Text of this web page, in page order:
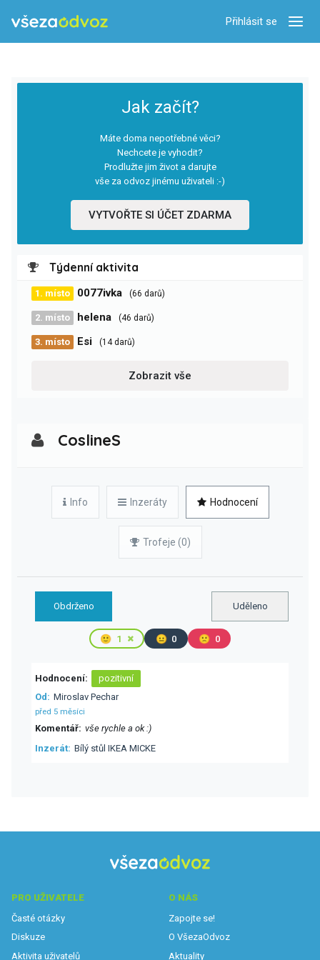
Přihlásit se
Jak začít?
Máte doma nepotřebné věci?
Nechcete je vyhodit?
Prodlužte jim život a darujte
vše za odvoz jinému uživateli :-)
VYTVOŘTE SI ÚČET ZDARMA
Týdenní aktivita
1. místo 0077ivka (66 darů)
2. místo helena (46 darů)
3. místo Esi (14 darů)
Zobrazit vše
CoslineS
Info Inzeráty Hodnocení
Trofeje (0)
Obdrženo Uděleno
🙂 1 😐 0 🙁 0
Hodnocení
pozitivní
Od
Miroslav Pechar
před 5 měsíci
Komentář vše rychle a ok :)
Inzerát Bílý stůl IKEA MICKE
PRO UŽIVATELE
Časté otázky
Diskuze
Aktivita uživatelů
O NÁS
Zapojte se!
O VšezaOdvoz
Aktuality